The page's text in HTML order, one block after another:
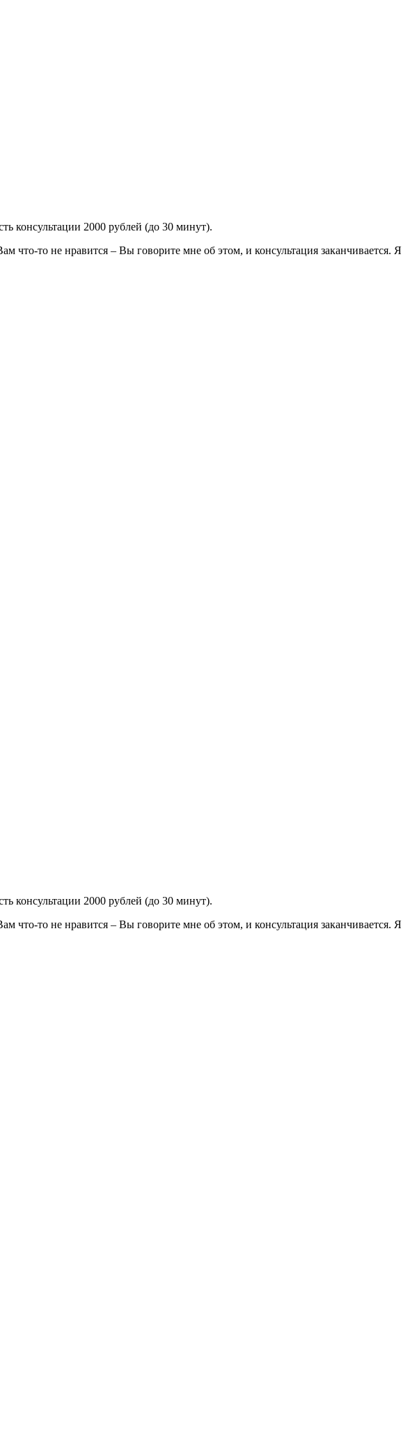
консультации 2000 рублей (до 30 минут).
то не нравится – Вы говорите мне об этом, и консультация заканчивается. Я
консультации 2000 рублей (до 30 минут).
то не нравится – Вы говорите мне об этом, и консультация заканчивается. Я